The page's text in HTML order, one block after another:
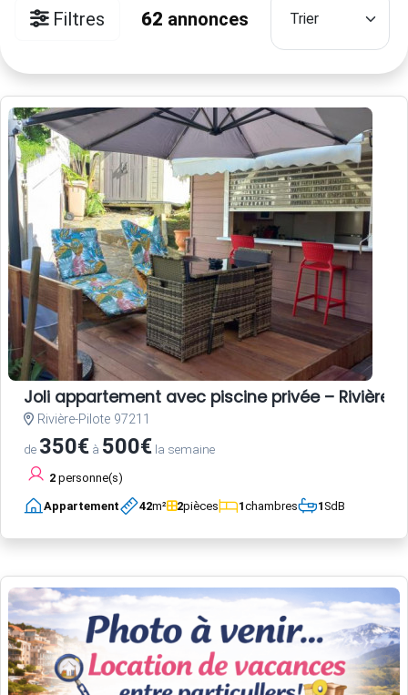
Filtres 62 annonces
Joli appartement avec piscine privée –
Rivière-Pilote 97211
de 350€ à 500€ la semaine
2 personne(s)
Appartement 42m² 2pièces 1chambres 1SdB